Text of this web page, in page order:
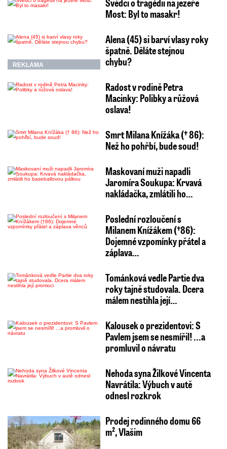
Most: Byl to masakr!
REKLAMA
Alena (45) si barví vlasy roky
špatně. Děláte stejnou
chybu?
Radost v rodině Petra
Macinky: Polibky a růžová
oslava!
Smrt Milana Knížáka († 86):
Než ho pohřbí, bude soud!
Maskovaní muži napadli
Jaromíra Soukupa: Krvavá
nakládačka, zmlátili ho…
Poslední rozloučení s
Milanem Knížákem (†86):
Dojemné vzpomínky přátel a
záplava…
Tománková vedle Partie dva
roky tajně studovala. Dcera
málem nestihla její…
Kalousek o prezidentovi: S
Pavlem jsem se nesmířil! ...a
promluvil o návratu
Nehoda syna Žilkové Vincenta
Navrátila: Výbuch v autě
odnesl rozkrok
Prodej rodinného domu 66
m², Vlašim